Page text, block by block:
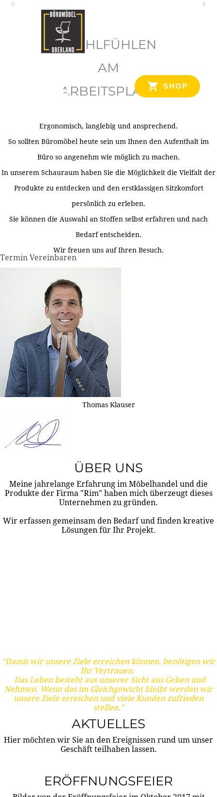
SHOP
WOHLFÜHLEN
AM
ARBEITSPLATZ
Ergonomisch, langlebig und ansprechend.
So sollten Büromöbel heute sein um Ihnen den Aufenthalt im
Büro so angenehm wie möglich zu machen.
In unserem Schauraum haben Sie die Möglichkeit die Vielfalt der
Produkte zu entdecken und den erstklassigen Sitzkomfort
persönlich zu erleben.
Sie können die Auswahl an Stoffen selbst erfahren und nach
Bedarf entscheiden.
Wir freuen uns auf Ihren Besuch.
Termin Vereinbaren
Thomas Klauser
ÜBER UNS
Meine jahrelange Erfahrung im Möbelhandel und die
Produkte der Firma "Rim" haben mich überzeugt dieses
Unternehmen zu gründen.
Wir erfassen gemeinsam den Bedarf und finden kreative
Lösungen für Ihr Projekt.
"Damit wir unsere Ziele erreichen können, benötigen wir
Ihr Vertrauen.
Das Leben besteht aus unserer Sicht aus Geben und
Nehmen. Wenn das im Gleichgewicht bleibt werden wir
unsere Ziele erreichen und viele Kunden zufrieden
stellen."
AKTUELLES
Hier möchten wir Sie an den Ereignissen rund um unser
Geschäft teilhaben lassen.
ERÖFFNUNGSFEIER